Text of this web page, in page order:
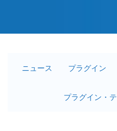
ニュース プラグイン
プラグイン・